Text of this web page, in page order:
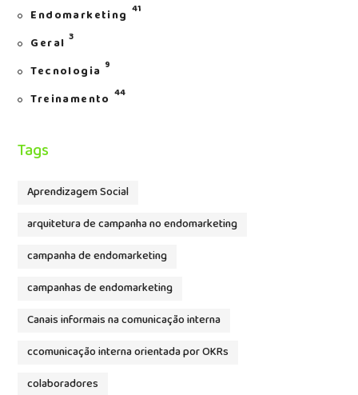
Endomarketing 41
Geral 3
Tecnologia 9
Treinamento 44
Tags
Aprendizagem Social
arquitetura de campanha no endomarketing
campanha de endomarketing
campanhas de endomarketing
Canais informais na comunicação interna
ccomunicação interna orientada por OKRs
colaboradores